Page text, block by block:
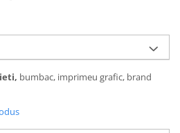
bumbac, imprimeu grafic, brand